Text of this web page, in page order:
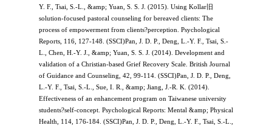
Y. F., Tsai, S.-L., &amp; Yuan, S. S. J. (2015). Using Kollar旧
solution-focused pastoral counseling for bereaved clients: The
process of empowerment from clients?perception. Psychological
Reports, 116, 127-148. (SSCI)Pan, J. D. P., Deng, L.-Y. F., Tsai, S.-
L., Chen, H.-Y. J., &amp; Yuan, S. S. J. (2014). Development and
validation of a Christian-based Grief Recovery Scale. British Journal
of Guidance and Counseling, 42, 99-114. (SSCI)Pan, J. D. P., Deng,
L.-Y. F., Tsai, S.-L., Sue, I. R., &amp; Jiang, J.-R. K. (2014).
Effectiveness of an enhancement program on Taiwanese university
students?self-concept. Psychological Reports: Mental &amp; Physical
Health, 114, 176-184. (SSCI)Pan, J. D. P., Deng, L.-Y. F., Tsai, S.-L.,